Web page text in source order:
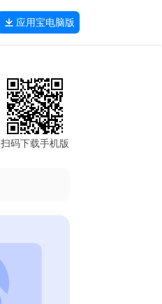
应用宝电脑版
扫码下载手机版